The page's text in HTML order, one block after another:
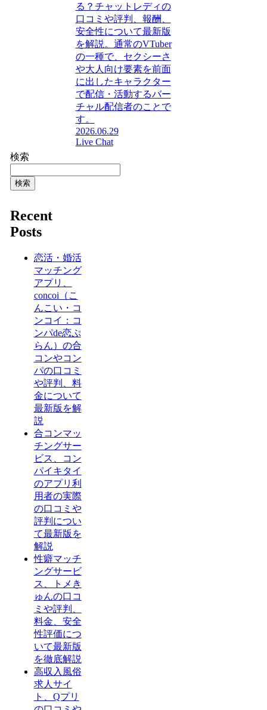
る？チャットレディの
口コミや評判、報酬、
安全性について最新版
を解説。通常のVTuber
の一種で、セクシーさ
や大人向け要素を前面
に出したキャラクター
で配信・活動するバー
チャル配信者のことで
す。
2026.06.29
Live Chat
検索
検索
Recent
Posts
恋活・婚活
マッチング
アプリ、
concoi（こ
んこい・コ
ンコイ：コ
ンパde恋ぷ
らん）の合
コンやコン
パの口コミ
や評判、料
金について
最新版を解
説
合コンマッ
チングサー
ビス、コン
パイキタイ
のアプリ利
用者の実際
の口コミや
評判につい
て最新版を
解説
性癖マッチ
ングサービ
ス、トメき
ゅんの口コ
ミや評判、
料金、安全
性評価につ
いて最新版
を徹底解説
高収入風俗
求人サイ
ト、Qプリ